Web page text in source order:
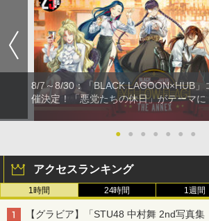
8/7～8/30：「BLACK LAGOON×HUB」
催決定！「悪党たちの休日」がテーマに
● ● ● ● ● ● ●
アクセスランキング
1時間 24時間 1週間
【グラビア】「STU48 中村舞 2nd写真